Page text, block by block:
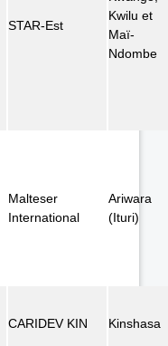
STAR-Est
Kwilu et
Maï-
Ndombe
Malteser
International
Ariwara
(Ituri)
CARIDEV KIN Kinshasa